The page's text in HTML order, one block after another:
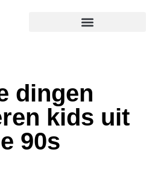
dingen
kids uit
90s